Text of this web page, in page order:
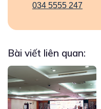
034 5555 247
Bài viết liên quan: